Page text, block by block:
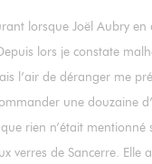
lorsque Joël Aubry
lors je constate
l’air de déranger me
une douzaine
rien n’était mentionné
verres de Sancerre. Elle